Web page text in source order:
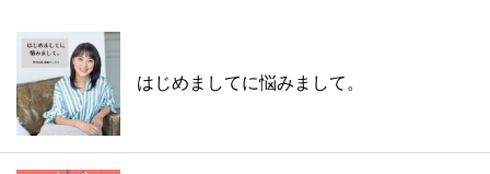
はじめましてに悩みまして。